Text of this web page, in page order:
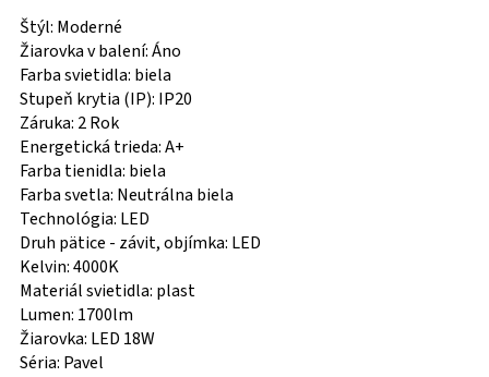
Štýl: Moderné
Žiarovka v balení: Áno
Farba svietidla: biela
Stupeň krytia (IP): IP20
Záruka: 2 Rok
Energetická trieda: A+
Farba tienidla: biela
Farba svetla: Neutrálna biela
Technológia: LED
Druh pätice - závit, objímka: LED
Kelvin: 4000K
Materiál svietidla: plast
Lumen: 1700lm
Žiarovka: LED 18W
Séria: Pavel